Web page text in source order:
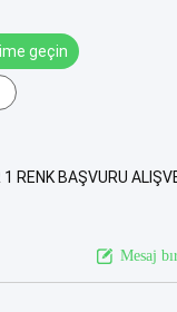
geçin
BAŞVURU
Mesaj